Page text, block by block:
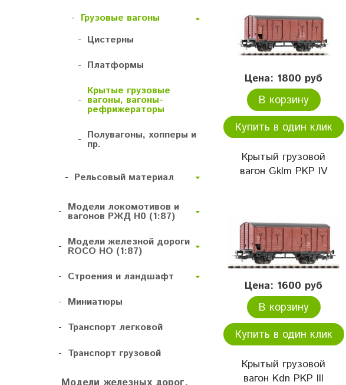
Цена: 1800 руб
В корзину
Купить в один клик
Крытый грузовой
вагон Gklm PKP IV
Цена: 1600 руб
В корзину
Купить в один клик
Крытый грузовой
вагон Kdn PKP III
- Грузовые вагоны
- Цистерны
- Платформы
-
Крытые грузовые
вагоны, вагоны-
рефрижераторы
- Полувагоны, хопперы и
пр.
- Рельсовый материал
- Модели локомотивов и
вагонов РЖД H0 (1:87)
- Модели железной дороги
ROCO HO (1:87)
- Строения и ландшафт
- Миниатюры
- Транспорт легковой
- Транспорт грузовой